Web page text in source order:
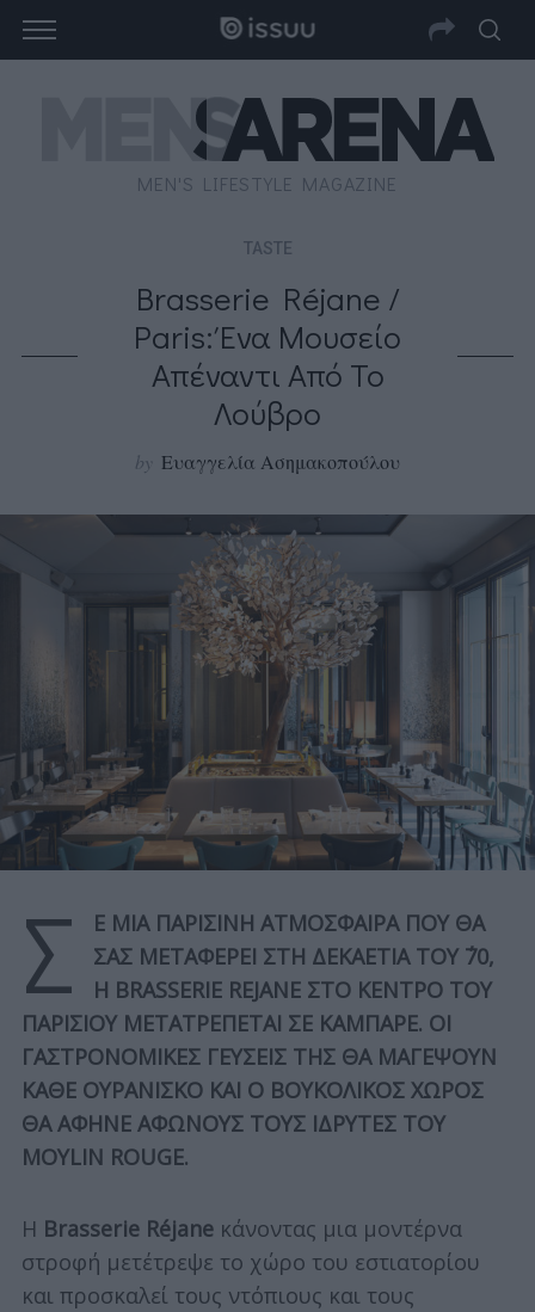
MEN'S LIFESTYLE MAGAZINE
TASTE
Brasserie Réjane /
Paris: Ένα Μουσείο
Απέναντι Από Το
Λούβρο
by Ευαγγελία Ασημακοπούλου
Σ
Ε ΜΙΑ ΠΑΡΙΣΙΝΗ ΑΤΜΟΣΦΑΙΡΑ ΠΟΥ ΘΑ
ΣΑΣ ΜΕΤΑΦΕΡΕΙ ΣΤΗ ΔΕΚΑΕΤΙΑ ΤΟΥ ΄70,
Η BRASSERIE REJANE ΣΤΟ ΚΕΝΤΡΟ ΤΟΥ
ΠΑΡΙΣΙΟΥ ΜΕΤΑΤΡΕΠΕΤΑΙ ΣΕ ΚΑΜΠΑΡΕ. ΟΙ
ΓΑΣΤΡΟΝΟΜΙΚΕΣ ΓΕΥΣΕΙΣ ΤΗΣ ΘΑ ΜΑΓΕΨΟΥΝ
ΚΑΘΕ ΟΥΡΑΝΙΣΚΟ ΚΑΙ Ο ΒΟΥΚΟΛΙΚΟΣ ΧΩΡΟΣ
ΘΑ ΑΦΗΝΕ ΑΦΩΝΟΥΣ ΤΟΥΣ ΙΔΡΥΤΕΣ ΤΟΥ
MOYLIN ROUGE.
Η Brasserie Réjaneκάνοντας μια μοντέρνα
στροφή μετέτρεψε το χώρο του εστιατορίου
και προσκαλεί τους ντόπιους και τους